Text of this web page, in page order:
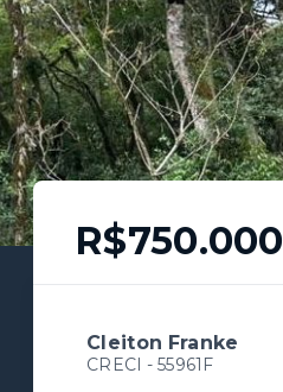
R$750.000
Cleiton Franke
CRECI - 55961F